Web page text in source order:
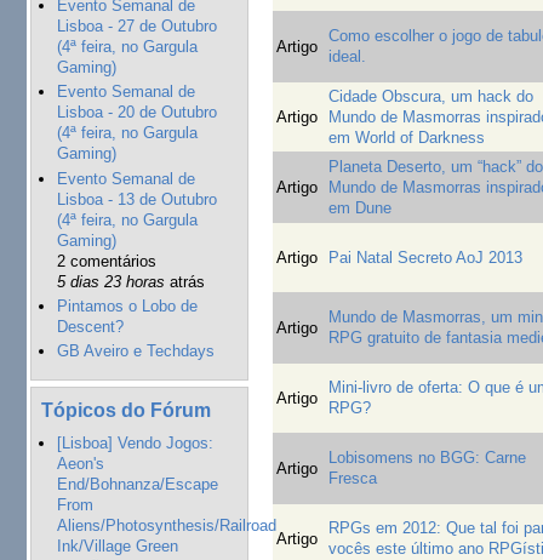
Evento Semanal de
Lisboa - 27 de Outubro
(4ª feira, no Gargula
Gaming)
Evento Semanal de
Lisboa - 20 de Outubro
(4ª feira, no Gargula
Gaming)
Evento Semanal de
Lisboa - 13 de Outubro
(4ª feira, no Gargula
Gaming)
2 comentários
5 dias 23 horas atrás
Pintamos o Lobo de
Descent?
GB Aveiro e Techdays
Tópicos do Fórum
[Lisboa] Vendo Jogos:
Aeon's
End/Bohnanza/Escape
From
Aliens/Photosynthesis/Railroad
Ink/Village Green
Artigo
Como escolher o jogo de
ideal.
Artigo
Cidade Obscura, um hack do
Mundo de Masmorras
em World of Darkness
Artigo
Planeta Deserto, um “hack” do
Mundo de Masmorras
em Dune
Artigo Pai Natal Secreto AoJ 2013
Artigo
Mundo de Masmorras, um
RPG gratuito de fantasia
Artigo
Mini-livro de oferta: O que é
RPG?
Artigo
Lobisomens no BGG: Carne
Fresca
Artigo
RPGs em 2012: Que tal foi
vocês este último ano